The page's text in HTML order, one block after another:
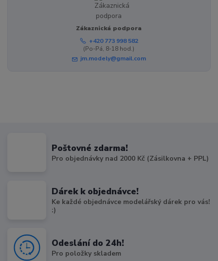
Zákaznická podpora
+420 773 998 582
(Po-Pá, 8-18 hod.)
jm.modely@gmail.com
Poštovné zdarma!
Pro objednávky nad 2000 Kč (Zásilkovna + PPL)
Dárek k objednávce!
Ke každé objednávce modelářský dárek pro vás!
:)
Odeslání do 24h!
Pro položky skladem